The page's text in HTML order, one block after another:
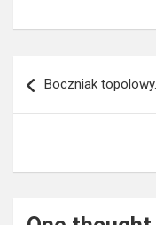
wpisu
Boczniak topolowy.